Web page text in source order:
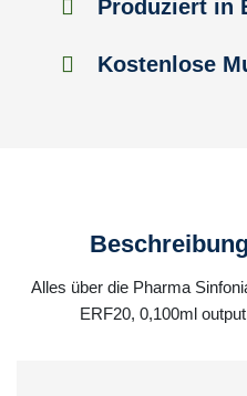
Produziert in
Kostenlose
Alles über die Pharma
ERF20, 0,100ml